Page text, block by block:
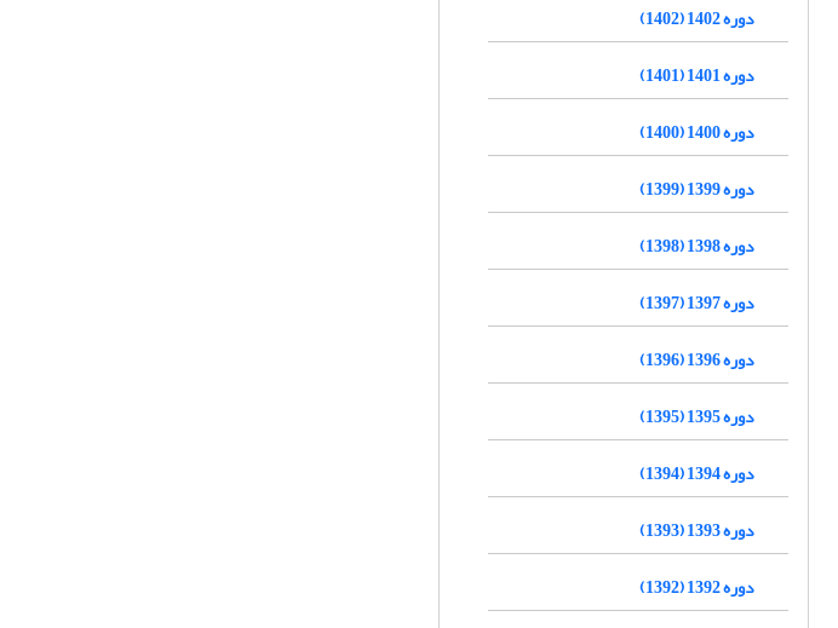
دوره 1402 (1402)
دوره 1401 (1401)
دوره 1400 (1400)
دوره 1399 (1399)
دوره 1398 (1398)
دوره 1397 (1397)
دوره 1396 (1396)
دوره 1395 (1395)
دوره 1394 (1394)
دوره 1393 (1393)
دوره 1392 (1392)